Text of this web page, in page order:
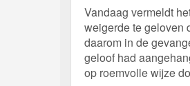
Vandaag vermeldt
weigerde te geloven
daarom in de
geloof had
op roemvolle wijze